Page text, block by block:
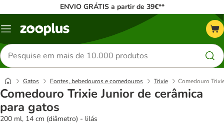
ENVIO GRÁTIS a partir de 39€**
Menu
Pesquisar
produtos
Gatos Fontes, bebedouros e comedouros Trixie Comedouro
Comedouro Trixie Junior de cerâmica
para gatos
200 ml, 14 cm (diâmetro) - lilás